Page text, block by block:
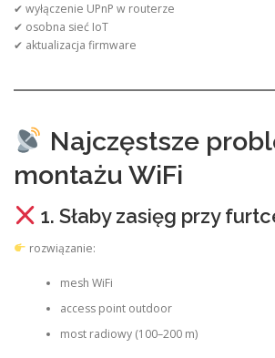
✔ wyłączenie UPnP w routerze
✔ osobna sieć IoT
✔ aktualizacja firmware
Najczęstsze
montażu WiFi
1. Słaby zasięg przy
rozwiązanie:
mesh WiFi
access point outdoor
most radiowy (100–200 m)